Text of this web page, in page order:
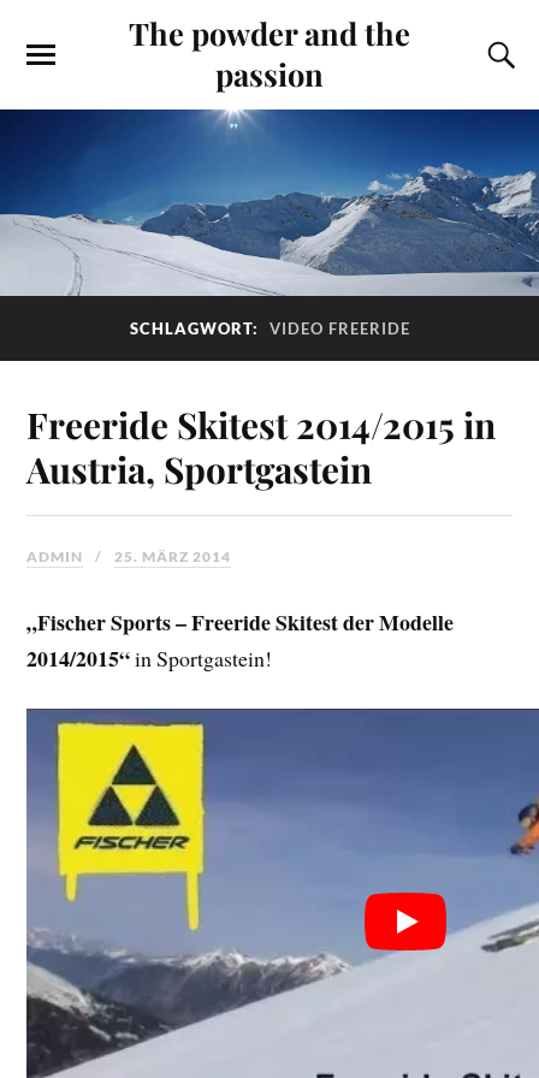
The powder and the
passion
SCHLAGWORT: VIDEO FREERIDE
Freeride Skitest 2014/2015 in
Austria, Sportgastein
ADMIN 25. MÄRZ 2014
„Fischer Sports – Freeride Skitest der Modelle
2014/2015“in Sportgastein!